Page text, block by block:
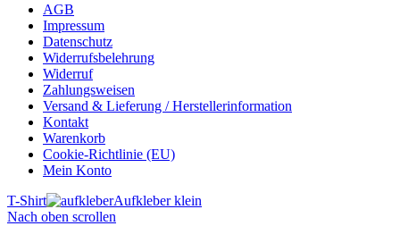
AGB
Impressum
Datenschutz
Widerrufsbelehrung
Widerruf
Zahlungsweisen
Versand & Lieferung / Herstellerinformation
Kontakt
Warenkorb
Cookie-Richtlinie (EU)
Mein Konto
T-Shirt
Aufkleber klein
Nach oben scrollen